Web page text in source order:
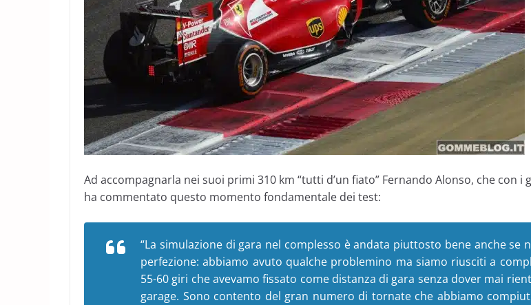
Ad accompagnarla nei suoi primi 310 km “tutti d’un fiato” Fernando Alonso, che con i
ha commentato questo momento fondamentale dei test:
“La simulazione di gara nel complesso è andata piuttosto bene anche se
perfezione: abbiamo avuto qualche problemino ma siamo riusciti a
55-60 giri che avevamo fissato come distanza di gara senza dover mai
garage. Sono contento del gran numero di tornate che abbiamo